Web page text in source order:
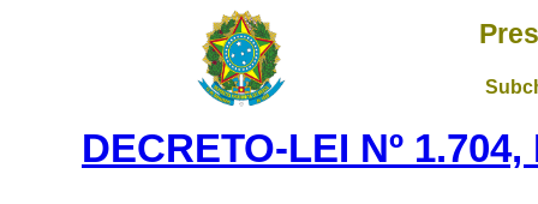
DECRETO-LEI Nº